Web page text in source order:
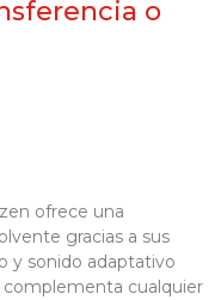
o
ofrece una
gracias a sus
y sonido adaptativo
cualquier